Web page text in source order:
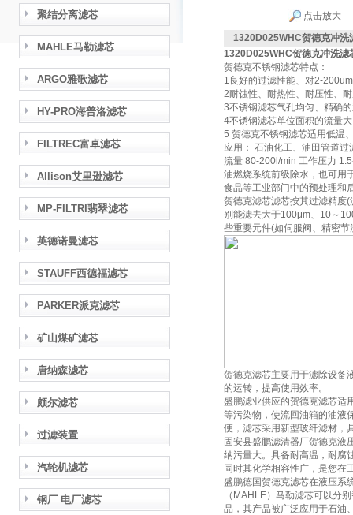
聚结分离滤芯
MAHLE马勒滤芯
ARGO雅歌滤芯
HY-PRO海普洛滤芯
FILTREC富卓滤芯
Allison艾里逊滤芯
MP-FILTRI翡翠滤芯
英德诺曼滤芯
STAUFF西德福滤芯
PARKER派克滤芯
矿山煤矿滤芯
唐纳森滤芯
颇尔滤芯
过滤装置
汽轮机滤芯
钢厂 电厂滤芯
点击放大
1320D025WHC贺德克冲洗
1320D025WHC贺德克冲洗滤
贺德克不锈钢滤芯特点：
1良好的过滤性能、对2-
2耐蚀性、耐热性、耐压性、
3不锈钢滤芯气孔均匀、精确
4不锈钢滤芯单位面积的流量
5 贺德克不锈钢滤芯适用低温
应用： 石油化工、油田管道
流量 80-200l/min 工作压力
油燃烧系统前级除水，也可用
食品等工业部门中的预处理和
贺德克滤芯滤芯按其过滤精度
别能滤去大于100μm、10～
些重要元件(如伺服阀、精密
贺德克滤芯主要用于滤除设备
的运转，提高使用效率。
盛鹏滤业供应的贺德克滤芯适
等污染物，使流回油箱的油液
便，滤芯采用新型玻纤滤材，
固安县盛鹏滤清器厂贺德克液
纳污量大。具备耐高温，耐腐
同时其化学相容性广，是您在
盛鹏德国贺德克滤芯在液压系
（MAHLE）马勒滤芯可以分
品，其产品被广泛应用于石油